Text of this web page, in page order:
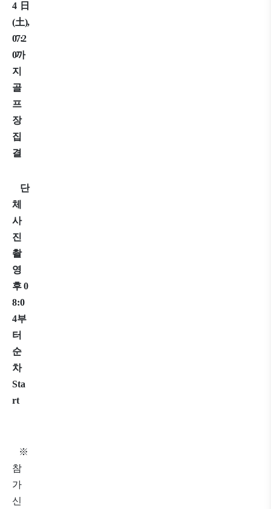
4日
(土),
07:2
0까
지
골
프
장
집
결
단
체
사
진
촬
영
후0
8:0
4부
터
순
차
Sta
rt
※
참
가
신